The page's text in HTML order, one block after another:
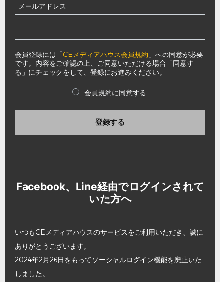
メールアドレス
会員登録には「CEメディアハウス会員規約 」への同意が必要
です。内容をご確認の上、ご同意いただける場合「同意す
る」にチェックをして、登録にお進みください。
会員規約に同意する
登録する
Facebook、Line経由でログインされて
いた方へ
いつもCEメディアハウスのサービスをご利用いただき、誠に
ありがとうございます。
2024年2月26日をもってソーシャルログイン機能を廃止いた
しました。